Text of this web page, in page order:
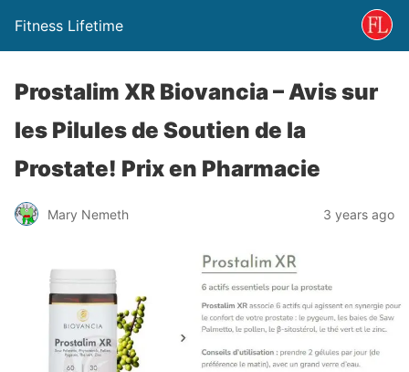
Fitness Lifetime
Prostalim XR Biovancia – Avis sur
les Pilules de Soutien de la
Prostate! Prix ​​en Pharmacie
Mary Nemeth 3 years ago